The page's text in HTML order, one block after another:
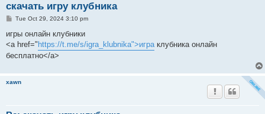
скачать игру клубника
P
s
t
Tue Oct 29, 2024 3:10 pm
игры онлайн клубники
<a href=" https://t.me/s/igra_klubnika">играклубника онлайн
бесплатно</a>
xawn